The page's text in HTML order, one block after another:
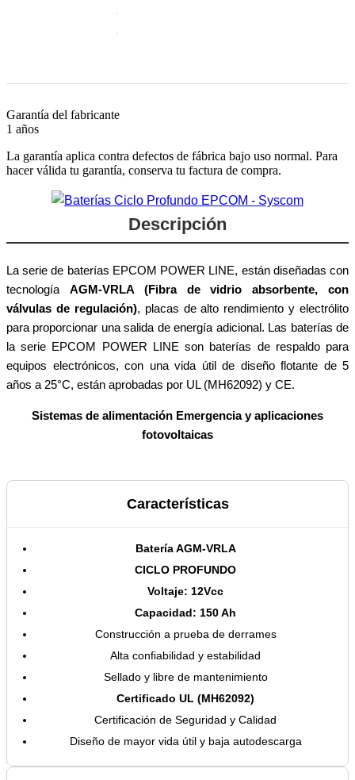
Garantía del fabricante
1 años
La garantía aplica contra defectos de fábrica bajo uso normal. Para
hacer válida tu garantía, conserva tu factura de compra.
Descripción
La serie de baterías EPCOM POWER LINE, están diseñadas con
tecnología AGM-VRLA (Fibra de vidrio absorbente, con
válvulas de regulación), placas de alto rendimiento y electrólito
para proporcionar una salida de energía adicional. Las baterías de
la serie EPCOM POWER LINE son baterías de respaldo para
equipos electrónicos, con una vida útil de diseño flotante de 5
años a 25°C, están aprobadas por UL (MH62092) y CE.
Sistemas de alimentación Emergencia y aplicaciones
fotovoltaicas
Características
Batería AGM-VRLA
CICLO PROFUNDO
Voltaje: 12Vcc
Capacidad: 150 Ah
Construcción a prueba de derrames
Alta confiabilidad y estabilidad
Sellado y libre de mantenimiento
Certificado UL (MH62092)
Certificación de Seguridad y Calidad
Diseño de mayor vida útil y baja autodescarga